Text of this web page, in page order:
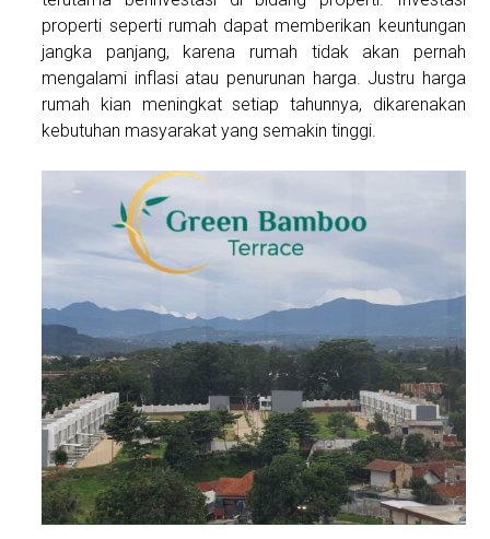
properti seperti rumah dapat memberikan keuntungan
jangka panjang, karena rumah tidak akan pernah
mengalami inflasi atau penurunan harga. Justru harga
rumah kian meningkat setiap tahunnya, dikarenakan
kebutuhan masyarakat yang semakin tinggi.